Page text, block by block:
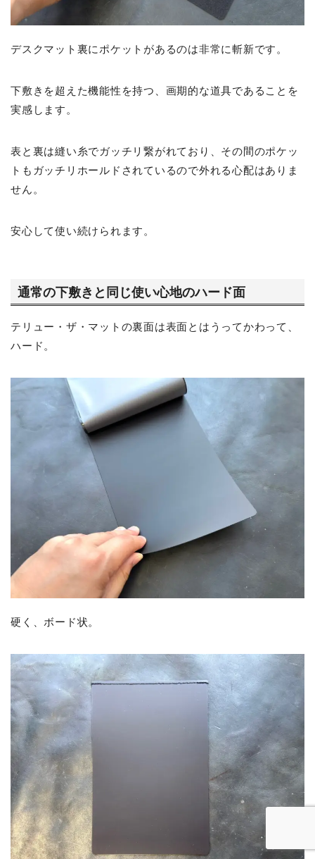
デスクマット裏にポケットがあるのは非常に斬新です。
下敷きを超えた機能性を持つ、画期的な道具であることを
実感します。
表と裏は縫い糸でガッチリ繋がれており、その間のポケッ
トもガッチリホールドされているので外れる心配はありま
せん。
安心して使い続けられます。
通常の下敷きと同じ使い心地のハード面
テリュー・ザ・マットの裏面は表面とはうってかわって、
ハード。
硬く、ボード状。